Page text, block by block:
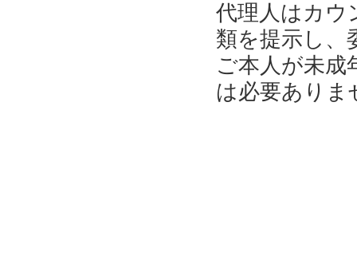
代理人はカウ
類を提示し、
ご本人が未成
は必要ありま